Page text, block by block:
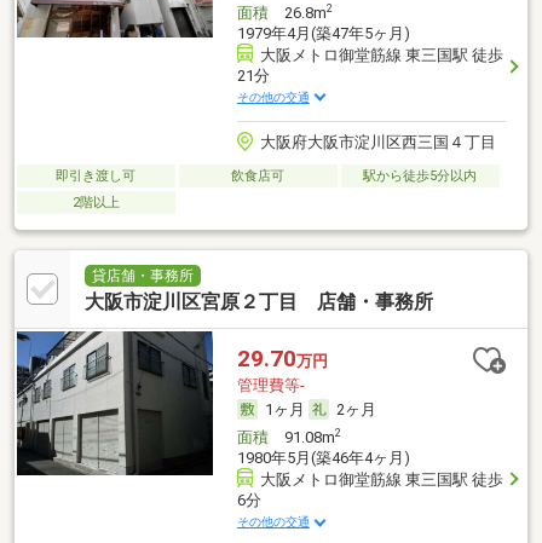
面積26.8m2
1979年4月(築47年5ヶ月)
大阪メトロ御堂筋線 東三国駅 徒歩
21分
その他の交通
大阪府大阪市淀川区西三国４丁目
即引き渡し可 飲食店可
駅から徒歩5分以内
2階以上
貸店舗・事務所
大阪市淀川区宮原２丁目 店舗・事務所
29.70万円
管理費等-
1ヶ月
2ヶ月
面積91.08m2
1980年5月(築46年4ヶ月)
大阪メトロ御堂筋線 東三国駅 徒歩
6分
その他の交通